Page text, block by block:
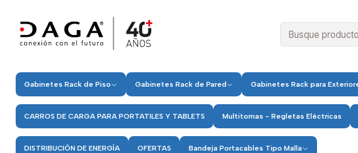
Gabinetes Rack de Piso Gabinetes Rack de Pared Gabinetes Rack para
CARROS DE CARGA PARA PORTATILES Y TABLETS Multitomas - Regletas Eléctricas
DISTRIBUCIÓN DE ENERGÍA OFERTAS Bandeja Portacables Tipo Malla